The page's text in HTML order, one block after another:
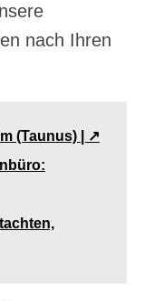
nach Ihren
(Taunus) | ↗️